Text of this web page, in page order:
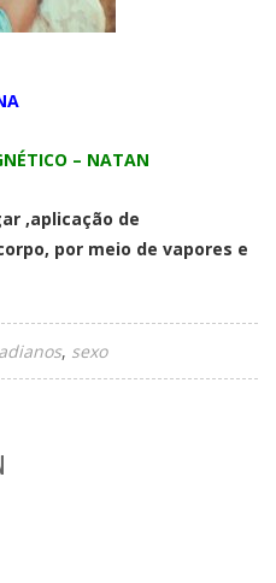
– NATAN
,aplicação de
por meio de vapores e
sexo